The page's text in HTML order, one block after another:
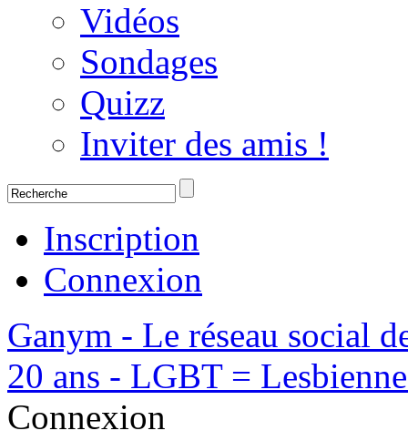
Vidéos
Sondages
Quizz
Inviter des amis !
Inscription
Connexion
Ganym - Le réseau social
20 ans - LGBT =
Connexion